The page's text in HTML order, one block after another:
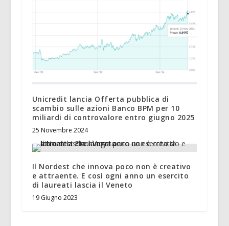
Unicredit lancia Offerta pubblica di
scambio sulle azioni Banco BPM per 10
miliardi di controvalore entro giugno 2025
25 Novembre 2024
Il Nordest che innova poco non è creativo
e attraente. E così ogni anno un esercito
di laureati lascia il Veneto
19 Giugno 2023